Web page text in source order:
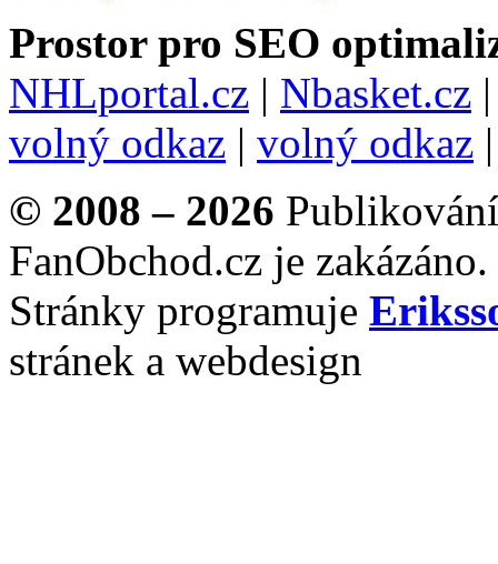
Prostor pro SEO
NHLportal.cz | Nbasket.cz
volný odkaz | volný odkaz
© 2008 – 2026
FanObchod.cz je zakázáno.
Stránky programuje
stránek a webdesign